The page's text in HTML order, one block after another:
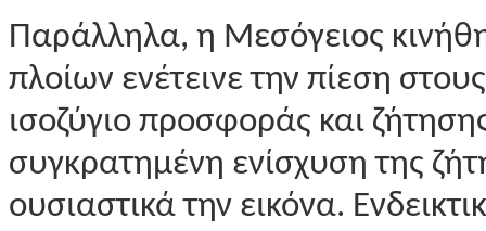
Παράλληλα, η Μεσόγειος
πλοίων ενέτεινε την πίεση
ισοζύγιο προσφοράς και
συγκρατημένη ενίσχυση της
ουσιαστικά την εικόνα.